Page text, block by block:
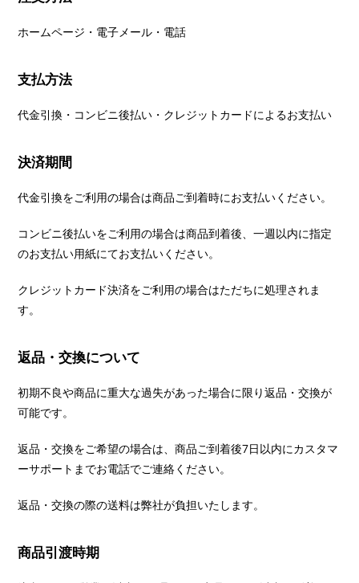
ホームページ・電子メール・電話
支払方法
代金引換・コンビニ後払い・クレジットカードによるお支払い
決済期間
代金引換をご利用の場合は商品ご到着時にお支払いください。
コンビニ後払いをご利用の場合は商品到着後、一週以内に指定
のお支払い用紙にてお支払いください。
クレジットカード決済をご利用の場合はただちに処理されま
す。
返品・交換について
初期不良や商品に重大な過失があった場合に限り返品・交換が
可能です。
返品・交換をご希望の場合は、商品ご到着後7日以内にカスタマ
ーサポートまでお電話でご連絡ください。
返品・交換の際の送料は弊社が負担いたします。
商品引渡時期